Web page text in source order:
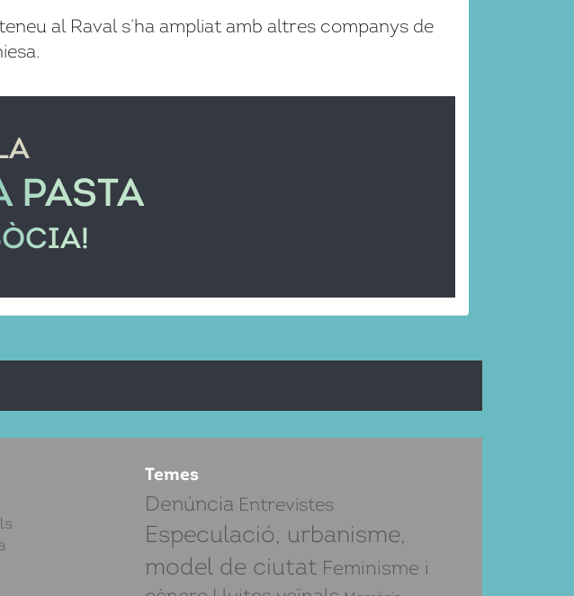
al Raval s’ha ampliat amb altres companys de
PASTA
Temes
Denúncia Entrevistes
Especulació, urbanisme,
model de ciutat Feminisme i